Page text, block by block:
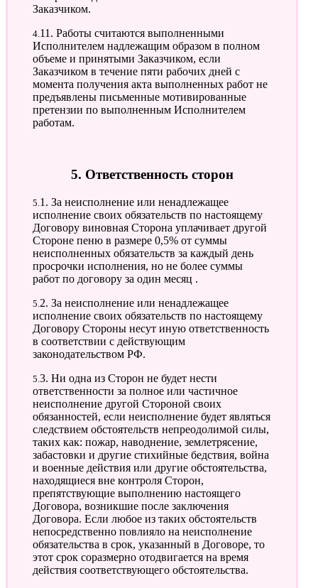
Заказчиком.
4.11. Работы считаются выполненными
Исполнителем надлежащим образом в полном
объеме и принятыми Заказчиком, если
Заказчиком в течение пяти рабочих дней с
момента получения акта выполненных работ не
предъявлены письменные мотивированные
претензии по выполненным Исполнителем
работам.
5. Ответственность сторон
5.1. За неисполнение или ненадлежащее
исполнение своих обязательств по настоящему
Договору виновная Сторона уплачивает другой
Стороне пеню в размере 0,5% от суммы
неисполненных обязательств за каждый день
просрочки исполнения, но не более суммы
работ по договору за один месяц .
5.2. За неисполнение или ненадлежащее
исполнение своих обязательств по настоящему
Договору Стороны несут иную ответственность
в соответствии с действующим
законодательством РФ.
5.3. Ни одна из Сторон не будет нести
ответственности за полное или частичное
неисполнение другой Стороной своих
обязанностей, если неисполнение будет являться
следствием обстоятельств непреодолимой силы,
таких как: пожар, наводнение, землетрясение,
забастовки и другие стихийные бедствия, война
и военные действия или другие обстоятельства,
находящиеся вне контроля Сторон,
препятствующие выполнению настоящего
Договора, возникшие после заключения
Договора. Если любое из таких обстоятельств
непосредственно повлияло на неисполнение
обязательства в срок, указанный в Договоре, то
этот срок соразмерно отодвигается на время
действия соответствующего обстоятельства.